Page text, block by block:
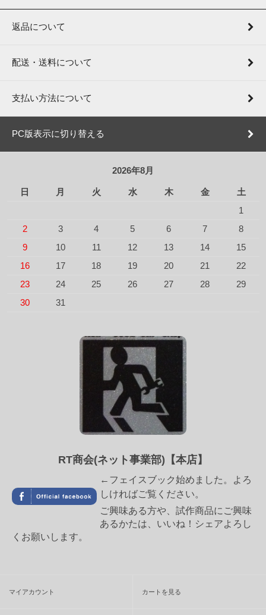
返品について
配送・送料について
支払い方法について
PC版表示に切り替える
2026年8月
日 月 火 水 木 金
土
1
2
3 4 5 6 7
8
9
10 11 12 13 14
15
16
17 18 19 20 21
22
23
24 25 26 27 28
29
30
31
RT商会(ネット事業部)【本店】
←フェイスブック始めました。よろ
しければご覧ください。
ご興味ある方や、試作商品にご興味
あるかたは、いいね！シェアよろし
くお願いします。
マイアカウント カートを見る